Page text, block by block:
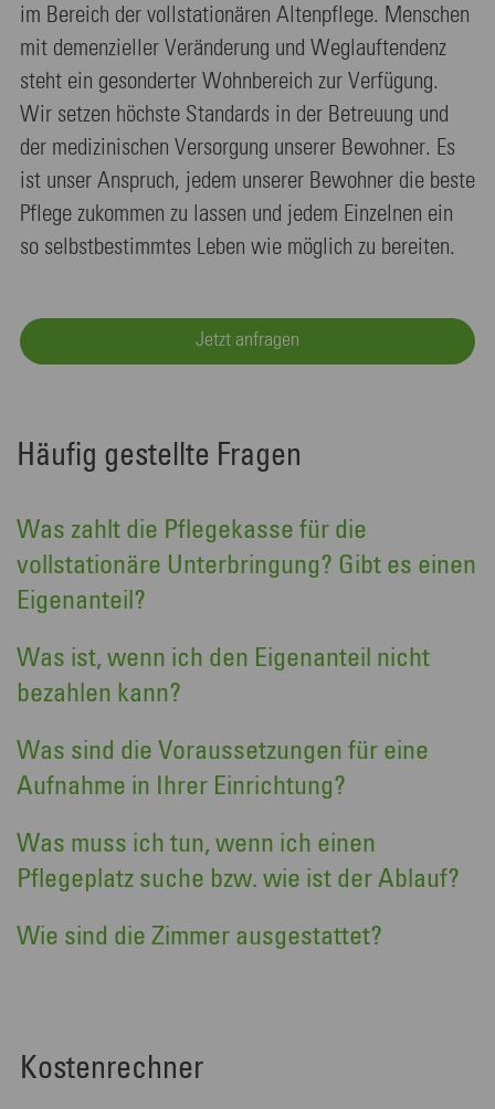
im Bereich der vollstationären Altenpflege. Menschen
mit demenzieller Veränderung und Weglauftendenz
steht ein gesonderter Wohnbereich zur Verfügung.
Wir setzen höchste Standards in der Betreuung und
der medizinischen Versorgung unserer Bewohner. Es
ist unser Anspruch, jedem unserer Bewohner die beste
Pflege zukommen zu lassen und jedem Einzelnen ein
so selbstbestimmtes Leben wie möglich zu bereiten.
Jetzt anfragen
Häufig gestellte Fragen
Was zahlt die Pflegekasse für die
vollstationäre Unterbringung? Gibt es einen
Eigenanteil?
Was ist, wenn ich den Eigenanteil nicht
bezahlen kann?
Was sind die Voraussetzungen für eine
Aufnahme in Ihrer Einrichtung?
Was muss ich tun, wenn ich einen
Pflegeplatz suche bzw. wie ist der Ablauf?
Wie sind die Zimmer ausgestattet?
Kostenrechner